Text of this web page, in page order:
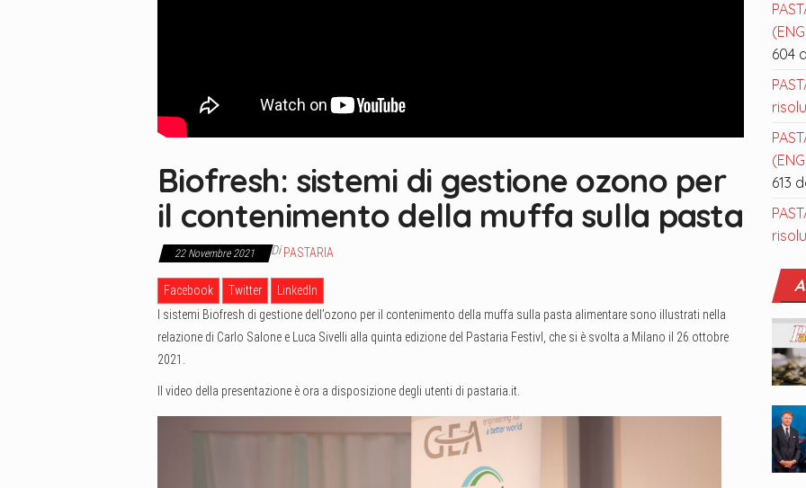
Biofresh: sistemi di gestione ozono per
il contenimento della muffa sulla pasta
22 Novembre 2021 Di PASTARIA
Facebook Twitter
LinkedIn
I sistemi Biofresh di gestione dell’ozono per il contenimento della muffa sulla pasta alimentare sono illustrati nella
relazione di Carlo Salone e Luca Sivelli alla quinta edizione del Pastaria Festivl, che si è svolta a Milano il 26 ottobre
2021.
Il video della presentazione è ora a disposizione degli utenti di pastaria.it.
604
613